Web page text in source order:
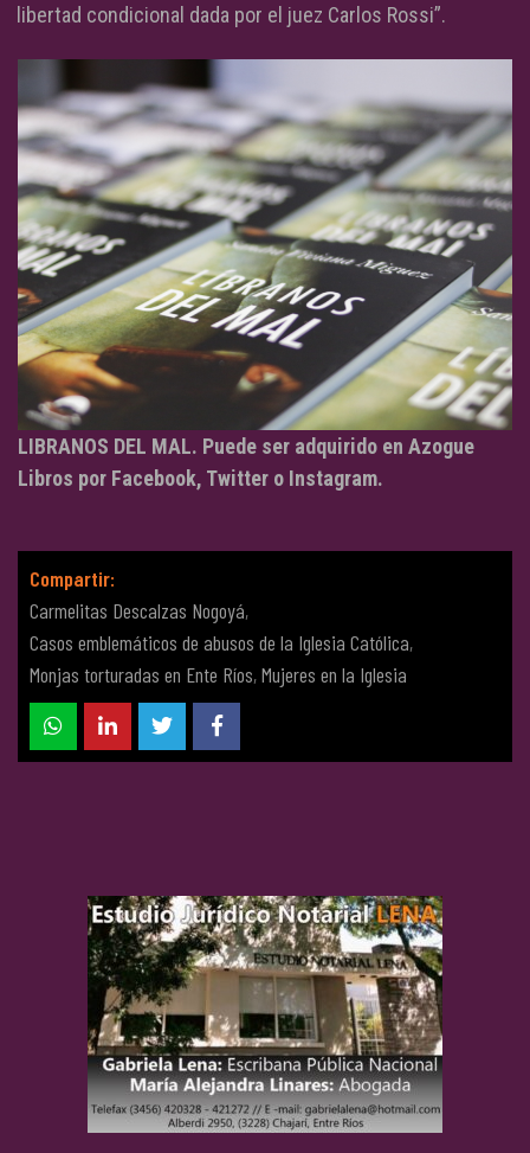
libertad condicional dada por el juez Carlos Rossi”.
LIBRANOS DEL MAL. Puede ser adquirido en Azogue
Libros por Facebook, Twitter o Instagram.
Compartir:
Carmelitas Descalzas Nogoyá,
Casos emblemáticos de abusos de la Iglesia Católica,
Monjas torturadas en Ente Ríos,Mujeres en la Iglesia